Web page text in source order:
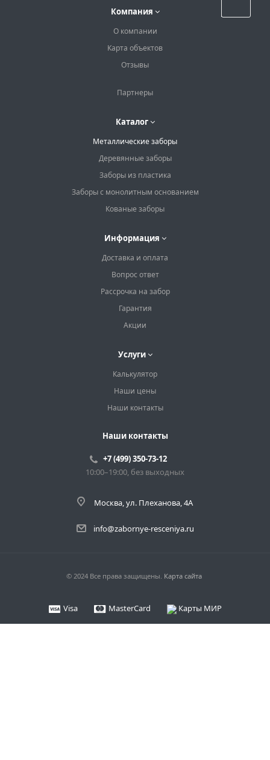
Компания
О компании
Карта объектов
Отзывы
Партнеры
Каталог
Металлические заборы
Деревянные заборы
Заборы из пластика
Заборы с монолитным основанием
Кованые заборы
Информация
Доставка и оплата
Вопрос ответ
Рассрочка на забор
Гарантия
Акции
Услуги
Калькулятор
Наши цены
Наши контакты
Наши контакты
+7 (499) 350-73-12
10:00–19:00, без выходных
Москва, ул. Плеханова, 4А
info@zabornye-resceniya.ru
© 2024 Все права защищены. Карта сайта
Visa MasterCard Карты МИР